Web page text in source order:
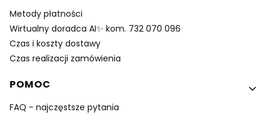
Metody płatności
Wirtualny doradca AI✨ kom. 732 070 096
Czas i koszty dostawy
Czas realizacji zamówienia
POMOC
FAQ - najczęstsze pytania